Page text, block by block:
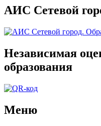
АИС Сетевой
Независимая
образования
Меню